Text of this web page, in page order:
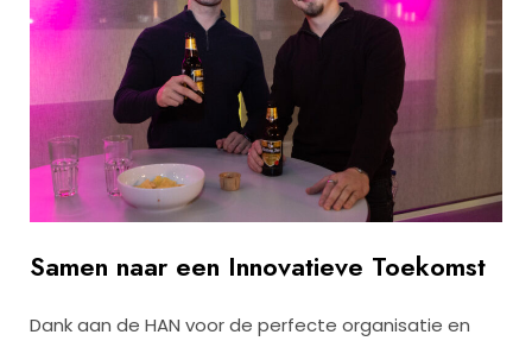
Samen naar een Innovatieve Toekomst
Dank aan de HAN voor de perfecte organisatie en